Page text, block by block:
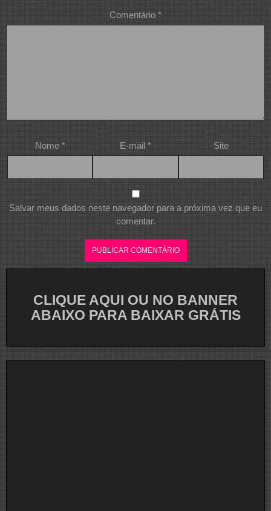
Comentário *
Nome * E-mail * Site
Salvar meus dados neste navegador para a próxima vez que eu
comentar.
CLIQUE AQUI OU NO BANNER
ABAIXO PARA BAIXAR GRÁTIS